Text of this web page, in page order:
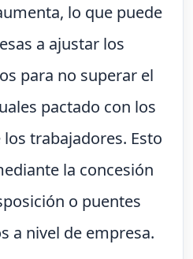
lo que puede
a ajustar los
para no superar el
pactado con los
trabajadores. Esto
la concesión
o puentes
a nivel de empresa.